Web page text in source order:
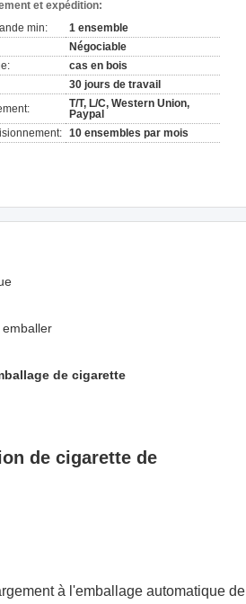
et expédition:
min:
1 ensemble
Négociable
cas en bois
30 jours de travail
T/T, L/C, Western Union,
Paypal
10 ensembles par mois
de cigarette
de cigarette de
à l'emballage automatique de